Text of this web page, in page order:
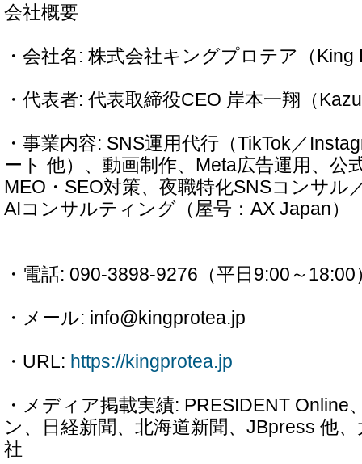
会社概要
・会社名: 株式会社キングプロテア（King
・代表者: 代表取締役CEO 岸本一翔（
・事業内容: SNS運用代行（TikTok／
ート 他）、動画制作、Meta広告運用、公
MEO・SEO対策、夜職特化SNSコンサル
AIコンサルティング（屋号：AX Japan）
・電話: 090-3898-9276（平日9:00～18:00
・メール: info@kingprotea.jp
・URL: https://kingprotea.jp
・メディア掲載実績: PRESIDENT Online
ン、日経新聞、北海道新聞、JBpress 他
社